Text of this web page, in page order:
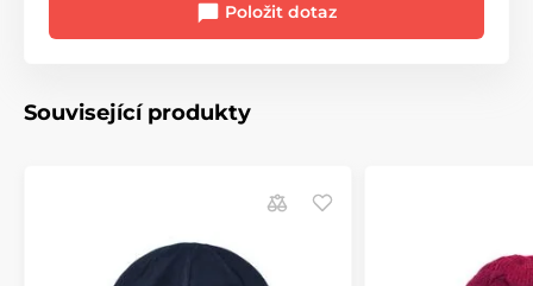
Položit dotaz
Související produkty